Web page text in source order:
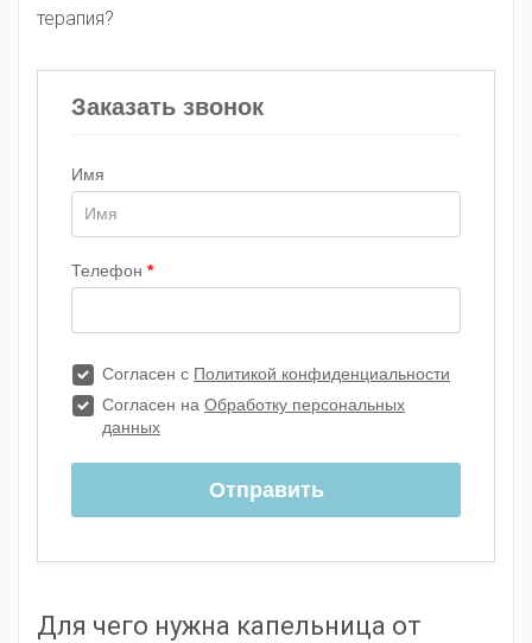
терапия?
Для чего нужна капельница от